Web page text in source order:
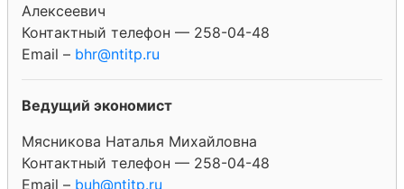
Алексеевич
Контактный телефон — 258-04-48
Email – bhr@ntitp.ru
Ведущий экономист
Мясникова Наталья Михайловна
Контактный телефон — 258-04-48
Email – buh@ntitp.ru